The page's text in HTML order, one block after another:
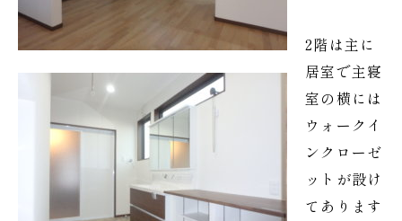
2階は主に
居室で主寝
室の横には
ウォークイ
ンクローゼ
ットが設け
てあります